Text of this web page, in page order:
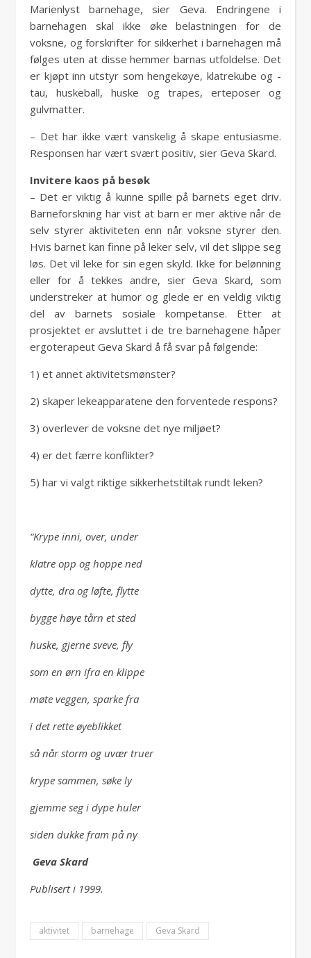
Marienlyst barnehage, sier Geva. Endringene i
barnehagen skal ikke øke belastningen for de
voksne, og forskrifter for sikkerhet i barnehagen må
følges uten at disse hemmer barnas utfoldelse. Det
er kjøpt inn utstyr som hengekøye, klatrekube og -
tau, huskeball, huske og trapes, erteposer og
gulvmatter.
– Det har ikke vært vanskelig å skape entusiasme.
Responsen har vært svært positiv, sier Geva Skard.
Invitere kaos på besøk
– Det er viktig å kunne spille på barnets eget driv.
Barneforskning har vist at barn er mer aktive når de
selv styrer aktiviteten enn når voksne styrer den.
Hvis barnet kan finne på leker selv, vil det slippe seg
løs. Det vil leke for sin egen skyld. Ikke for belønning
eller for å tekkes andre, sier Geva Skard, som
understreker at humor og glede er en veldig viktig
del av barnets sosiale kompetanse. Etter at
prosjektet er avsluttet i de tre barnehagene håper
ergoterapeut Geva Skard å få svar på følgende:
1) et annet aktivitetsmønster?
2) skaper lekeapparatene den forventede respons?
3) overlever de voksne det nye miljøet?
4) er det færre konflikter?
5) har vi valgt riktige sikkerhetstiltak rundt leken?
“Krype inni, over, under
klatre opp og hoppe ned
dytte, dra og løfte, flytte
bygge høye tårn et sted
huske, gjerne sveve, fly
som en ørn ifra en klippe
møte veggen, sparke fra
i det rette øyeblikket
så når storm og uvær truer
krype sammen, søke ly
gjemme seg i dype huler
siden dukke fram på ny
Geva Skard
Publisert i 1999.
aktivitet barnehage Geva Skard